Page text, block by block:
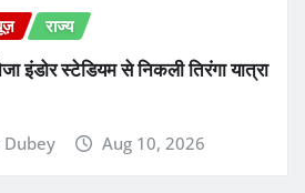
राज्य
इंडोर स्टेडियम से निकली तिरंगा यात्रा
Dubey Aug 10, 2026